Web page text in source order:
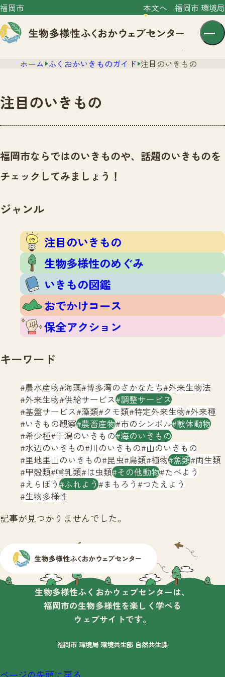
福岡市 本文へ 福岡市 環境局
文字サイズ 小 中 大
センター紹介
センター紹介TOP
サイトポリシー
ニュース
いきものガイド
注目のいきもの
生物多様性のめぐみ
いきもの図鑑
おでかけコース
保全アクション
イベント
いきもの調査隊
調査レポート
調査レポートTOP
調査結果
ふくおかいきものマップ
マッチング
マッチングTOP
掲載申し込みフォーム
お問合せ
生物多様性ふくおかウェブセンターとは
サイトマップ
ホーム ふくおかいきものガイド 注目のいきもの
注目のいきもの
福岡市ならではのいきものや、話題のいきものを
チェックしてみましょう！
ジャンル
注目のいきもの
生物多様性のめぐみ
いきもの図鑑
おでかけコース
保全アクション
キーワード
農水産物 海藻 博多湾のさかなたち 外来生物法
外来生物 供給サービス 調整サービス
基盤サービス 藻類 クモ類 特定外来生物 外来種
いきもの観察 農畜産物 市のシンボル 軟体動物
希少種 干潟のいきもの 海のいきもの
水辺のいきもの 川のいきもの 山のいきもの
里地里山のいきもの 昆虫 鳥類 植物 魚類 両生類
甲殻類 哺乳類 は虫類 その他動物 たべよう
えらぼう ふれよう まもろう つたえよう
生物多様性
記事が見つかりませんでした。
生物多様性ふくおかウェブセンターは、
福岡市の生物多様性を楽しく学べる
ウェブサイトです。
福岡市 環境局 環境共生部 自然共生課